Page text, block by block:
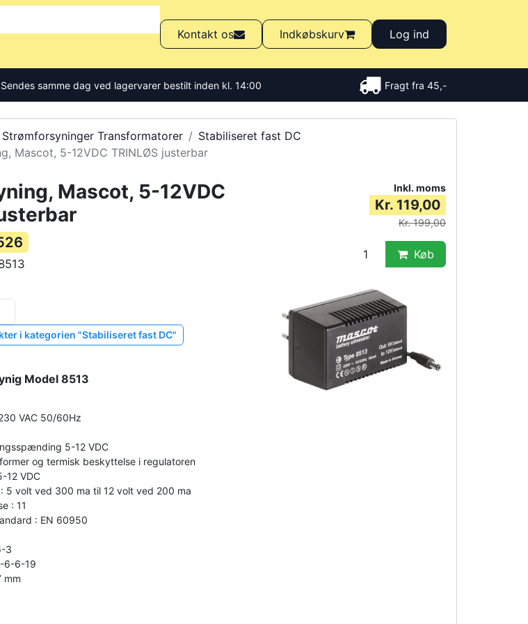
Kontakt os Indkøbskurv Log ind
Sendes samme dag ved lagervarer bestilt inden kl. 14:00 Fragt fra 45,-
Strømforsyninger Transformatorer
Stabiliseret fast DC
Mascot, 5-12VDC TRINLØS justerbar
Mascot, 5-12VDC
i kategorien "Stabiliseret fast DC"
Model 8513
VAC 50/60Hz
5-12 VDC
og termisk beskyttelse i regulatoren
12 VDC
5 volt ved 300 ma til 12 volt ved 200 ma
: 11
: EN 60950
3
6-6-19
mm
Inkl. moms
Kr. 119,00
Kr. 199,00
Køb